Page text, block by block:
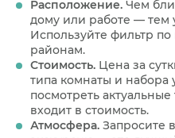
Расположение. Чем
дому или работе — тем
Используйте фильтр
районам.
Стоимость. Цена за
типа комнаты и набора
посмотреть
входит в стоимость.
Атмосфера. Запросите